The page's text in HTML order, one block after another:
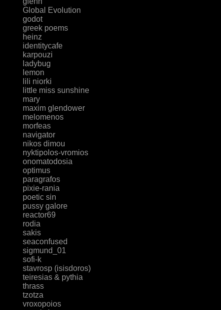
Global Evolution
godot
greek poems
heinz
identitycafe
karpouzi
ladybug
lemon
lili niorki
little miss sunshine
mary
maxim glendower
melomenos
morfeas
navigator
nikos dimou
nyktipolos-vromios
onomatodosia
optimus
paragrafos
pixie-rania
poetic sin
pussy galore
reactor69
rodia
sakis
seaconfused
sigmund_01
sofi-k
stavrosp (isisdoros)
teiresias & pythia
thrass
tzotza
vroxopoios